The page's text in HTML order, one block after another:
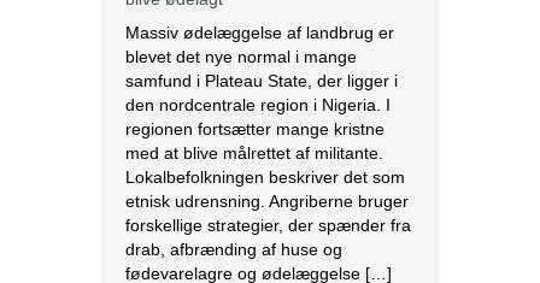
Lokalbefolkningen beskriver det som
etnisk udrensning. Angriberne bruger
forskellige strategier, der spænder fra
drab, afbrænding af huse og
fødevarelagre og ødelæggelse […]
[Læs mere...]
Tre kristne mere anholdt i Indien
Sidste torsdag blev tre kristne
fængslet, efter at de var blevet
angrebet af en pøbel af radikale